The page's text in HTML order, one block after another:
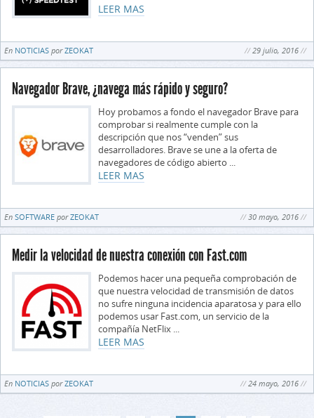
LEER MAS
En NOTICIAS porZEOKAT 29 julio, 2016
Navegador Brave, ¿navega más rápido y seguro?
Hoy probamos a fondo el navegador Brave para
comprobar si realmente cumple con la
descripción que nos “venden” sus
desarrolladores. Brave se une a la oferta de
navegadores de código abierto ...
LEER MAS
En SOFTWARE porZEOKAT 30 mayo, 2016
Medir la velocidad de nuestra conexión con Fast.com
Podemos hacer una pequeña comprobación de
que nuestra velocidad de transmisión de datos
no sufre ninguna incidencia aparatosa y para ello
podemos usar Fast.com, un servicio de la
compañía NetFlix ...
LEER MAS
En NOTICIAS porZEOKAT 24 mayo, 2016